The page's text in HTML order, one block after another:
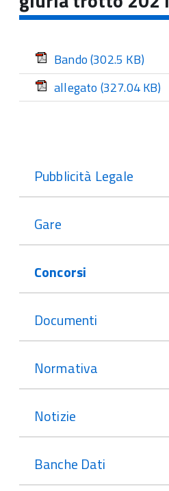
Bando(302.5 KB)
allegato (327.04 KB)
Pubblicità Legale
Gare
Concorsi
Documenti
Normativa
Notizie
Banche Dati